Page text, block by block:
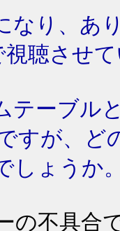
なり、あ
視聴させ
テーブル
すが、ど
しょうか
の不具合